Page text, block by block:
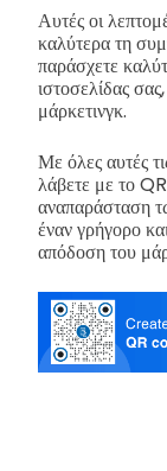
Αυτές οι
καλύτερα τη
παράσχετε
ιστοσελίδας
μάρκετινγκ.
Με όλες αυτές
λάβετε με το
αναπαράσταση
έναν γρήγορο
απόδοση του